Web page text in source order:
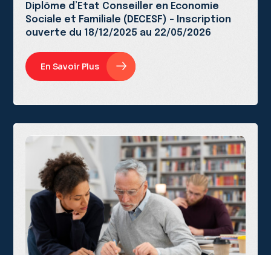
Diplôme d’Etat Conseiller en Economie
Sociale et Familiale (DECESF) – Inscription
ouverte du 18/12/2025 au 22/05/2026
En Savoir Plus